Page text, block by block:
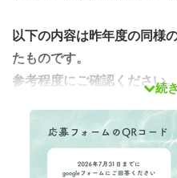
以下の内容は昨年度の同様
たものです。
参考程度にご確認ください。
「自然が大好き！」「新し
を盛り上げる活動に興味が
そんなあなたにピッタリの
続